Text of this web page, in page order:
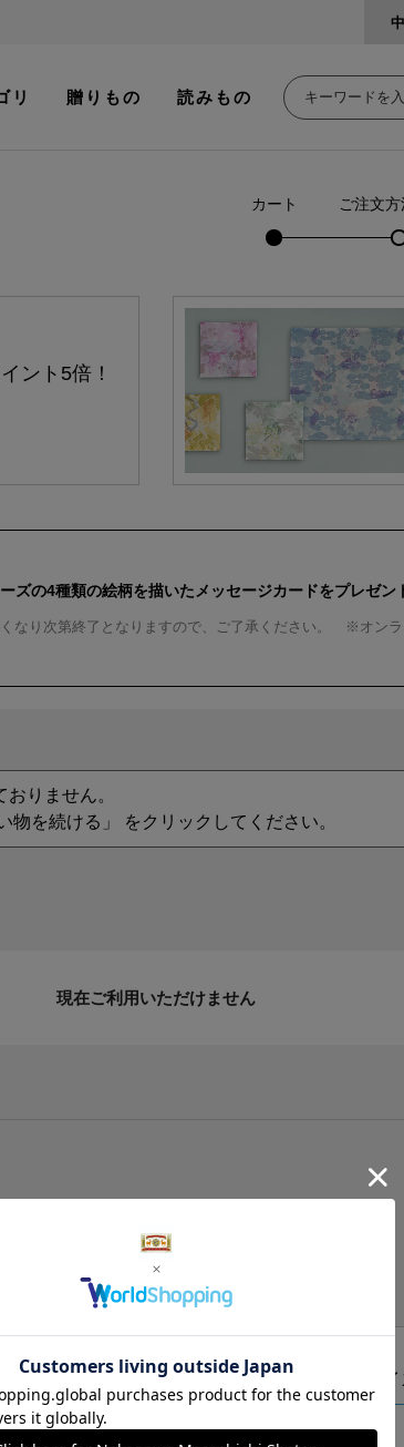
リ 贈りもの 読みもの
カート ご注文
ント5倍！
の4種類の絵柄を描いたメッセージカードをプレゼン
り次第終了となりますので、ご了承ください。 ※オンラ
りません。
を続ける」 をクリックしてください。
現在ご利用いただけません
手提げ袋（有料）はこちら
M・Lの3つサイズをご用意しております。
せ Sサ